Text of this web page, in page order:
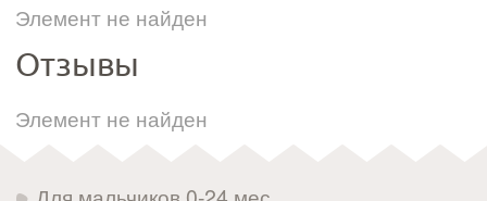
Элемент не найден
Отзывы
Элемент не найден